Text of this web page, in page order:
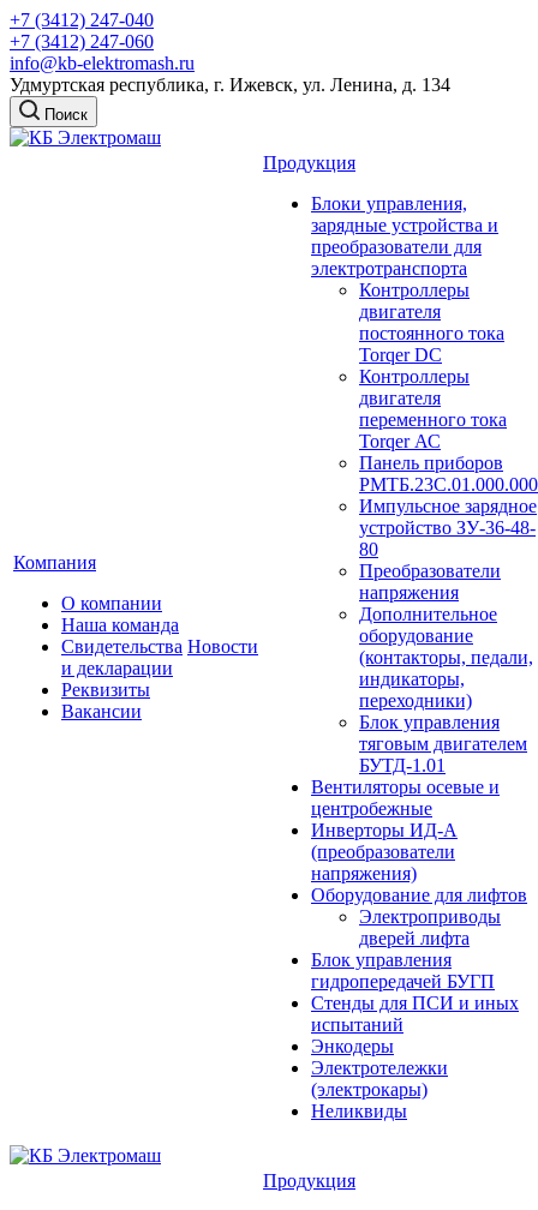
+7 (3412) 247-040
+7 (3412) 247-060
info@kb-elektromash.ru
Удмуртская республика, г. Ижевск, ул. Ленина, д. 134
Поиск
Компания
О компании
Наша команда
Свидетельства
и декларации
Реквизиты
Вакансии
Новости
Продукция
Блоки управления,
зарядные устройства и
преобразователи для
электротранспорта
Контроллеры
двигателя
постоянного тока
Torqer DC
Контроллеры
двигателя
переменного тока
Torqer АС
Панель приборов
РМТБ.23С.01.000.000
Импульсное зарядное
устройство ЗУ-36-48-
80
Преобразователи
напряжения
Дополнительное
оборудование
(контакторы, педали,
индикаторы,
переходники)
Блок управления
тяговым двигателем
БУТД-1.01
Вентиляторы осевые и
центробежные
Инверторы ИД-А
(преобразователи
напряжения)
Оборудование для лифтов
Электроприводы
дверей лифта
Блок управления
гидропередачей БУГП
Стенды для ПСИ и иных
испытаний
Энкодеры
Электротележки
(электрокары)
Неликвиды
Продукция